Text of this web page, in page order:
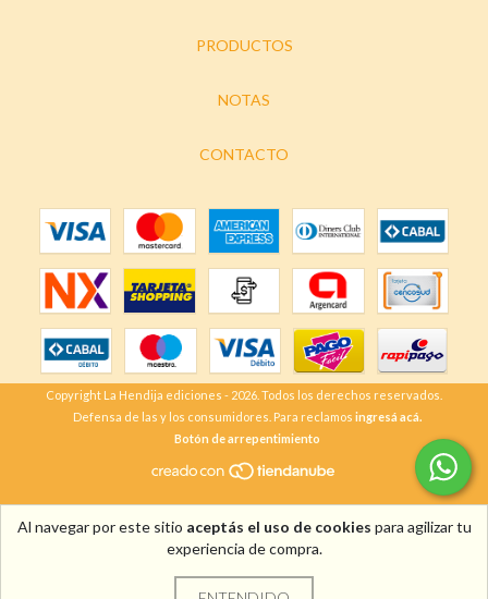
Al navegar por este sitio aceptás el uso de cookies para agilizar tu
experiencia de compra.
PRODUCTOS
NOTAS
CONTACTO
Copyright La Hendija ediciones - 2026. Todos los derechos reservados.
Defensa de las y los consumidores. Para reclamos ingresá acá.
Botón de arrepentimiento